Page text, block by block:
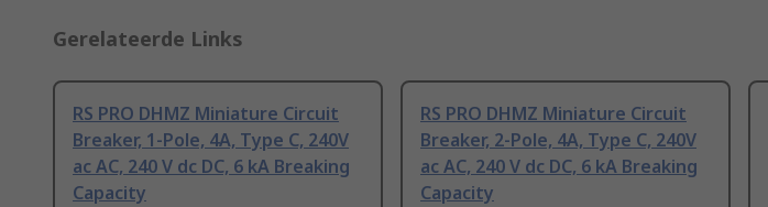
Gerelateerde Links
RS PRO DHMZ Miniature Circuit
Breaker, 1-Pole, 4A, Type C, 240V
ac AC, 240 V dc DC, 6 kA Breaking
Capacity
RS PRO DHMZ Miniature Circuit
Breaker, 2-Pole, 4A, Type C, 240V
ac AC, 240 V dc DC, 6 kA Breaking
Capacity